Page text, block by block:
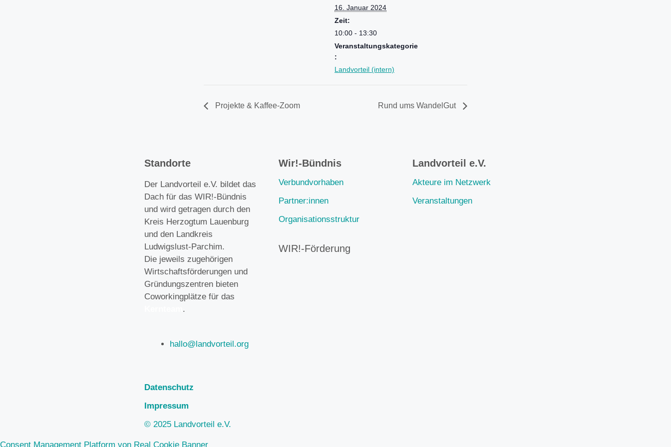
16. Januar 2024
Zeit:
10:00 - 13:30
Veranstaltungskategorie
:
Landvorteil (intern)
Projekte & Kaffee-Zoom Rund ums WandelGut
Standorte
Der Landvorteil e.V. bildet das
Dach für das WIR!-Bündnis
und wird getragen durch den
Kreis Herzogtum Lauenburg
und den Landkreis
Ludwigslust-Parchim.
Die jeweils zugehörigen
Wirtschaftsförderungen und
Gründungszentren bieten
Coworkingplätze für das
.
hallo@landvorteil.org
Datenschutz
Impressum
© 2025 Landvorteil e.V.
Wir!-Bündnis
Verbundvorhaben
Partner:innen
Organisationsstruktur
WIR!-Förderung
Landvorteil e.V.
Akteure im Netzwerk
Veranstaltungen
Consent Management Platform von Real Cookie Banner